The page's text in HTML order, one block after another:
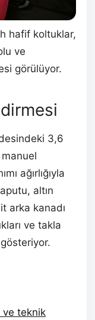
hafif koltuklar,
ve
görülüyor.
3,6
ağırlığıyla
altın
arka kanadı
ve takla
ve teknik